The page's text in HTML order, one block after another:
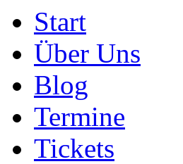
Start
Über Uns
Blog
Termine
Tickets